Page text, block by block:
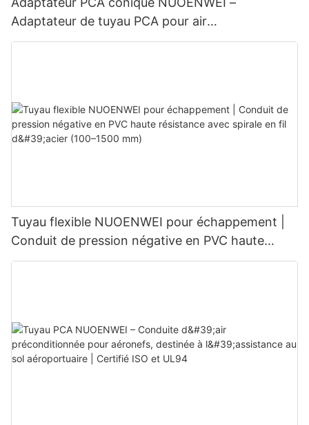
Adaptateur de tuyau PCA pour air
préconditionné destiné à la climatisation au sol
Tuyau flexible NUOENWEI pour échappement |
Conduit de pression négative en PVC haute
résistance avec spirale en fil d'acier (100–1500